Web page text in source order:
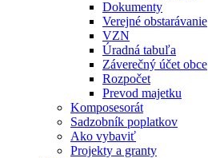
Dokumenty
Verejné obstarávanie
VZN
Úradná tabuľa
Záverečný účet obce
Rozpočet
Prevod majetku
Komposesorát
Sadzobník poplatkov
Ako vybaviť
Projekty a granty